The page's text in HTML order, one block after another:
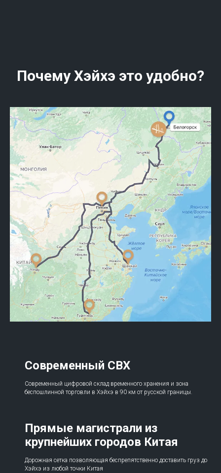
Почему Хэйхэ это удобно?
Современный СВХ
Современный цифровой склад временного хранения и зона
беспошлинной торговли в Хэйхэ в 90 км от русской границы.
Прямые магистрали из
крупнейших городов Китая
Дорожная сетка позволяющая беспрепятственно доставить груз до
Хэйхэ из любой точки Китая